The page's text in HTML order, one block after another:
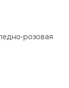
розовая